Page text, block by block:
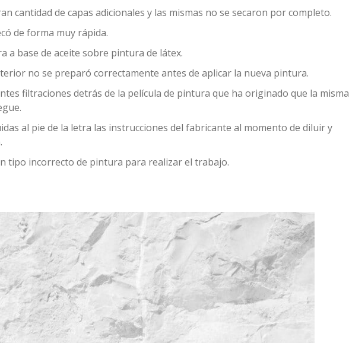
cantidad de capas adicionales y las mismas no se secaron por completo.
de forma muy rápida.
a base de aceite sobre pintura de látex.
no se preparó correctamente antes de aplicar la nueva pintura.
filtraciones detrás de la película de pintura que ha originado que la misma
al pie de la letra las instrucciones del fabricante al momento de diluir y
tipo incorrecto de pintura para realizar el trabajo.